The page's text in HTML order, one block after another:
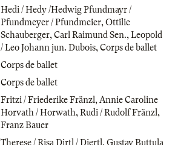
Hedi / Hedy /Hedwig Pfundmayr /
Pfundmeyer / Pfundmeier, Ottilie
Schauberger, Carl Raimund Sen., Leopold
/ Leo Johann jun. Dubois, Corps de ballet
Corps de ballet
Corps de ballet
Fritzi / Friederike Fränzl , Annie Caroline
Horvath / Horwath, Rudi / Rudolf Fränzl ,
Franz Bauer
Therese / Risa Dirtl / Diertl , Gustav Buttula